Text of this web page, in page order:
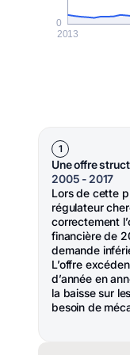
1
Une offre
2005 - 2017
Lors de cette
régulateur
correctement
financière de
demande
L’offre
d’année en
la baisse sur
besoin de